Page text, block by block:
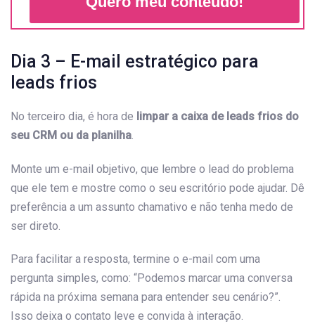
Dia 3 – E-mail estratégico para
leads frios
No terceiro dia, é hora de limpar a caixa de leads frios do
seu CRM ou da planilha
Monte um e-mail objetivo, que lembre o lead do problema
que ele tem e mostre como o seu escritório pode ajudar. Dê
preferência a um assunto chamativo e não tenha medo de
ser direto.
Para facilitar a resposta, termine o e-mail com uma
pergunta simples, como: “Podemos marcar uma conversa
rápida na próxima semana para entender seu cenário?”.
Isso deixa o contato leve e convida à interação.